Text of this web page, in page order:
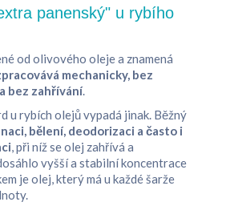
panenský" u rybího
od olivového oleje a znamená
mechanicky, bez
bez zahřívání.
u rybích olejů vypadá jinak. Běžný
bělení, deodorizaci a často i
, při níž se olej zahřívá a
vyšší a stabilní koncentrace
je olej, který má u každé šarže